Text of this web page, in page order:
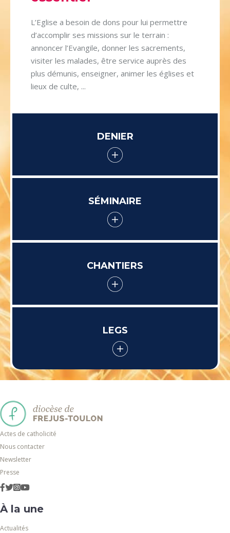
L’Eglise a besoin de dons pour lui permettre
d’accomplir ses missions sur le terrain :
annoncer l’Evangile, donner les sacrements,
visiter les malades, être service auprès des
plus démunis, enseigner, animer les églises et
lieux de culte, ...
DENIER
SÉMINAIRE
CHANTIERS
LEGS
Actes de catholicité
Nous contacter
Newsletter
Presse
À la une
Actualités